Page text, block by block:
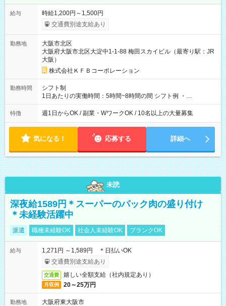
給与
時給1,200円～1,500円
交通費別途支給あり
勤務地
大阪市北区
大阪府大阪市北区大淀中1-1-88 梅田スカイビル（最寄り駅：JR
大阪）
株式会社ＫＦＢコーポレーション
勤務時間
シフト制
1日あたりの実働時間：5時間~8時間の間 シフト例 ・
9:30~18:00 実働7.5時間 ・9:30~14:30 実働5時間 ・
16:00~21:30 実働5.5時間
特徴 週1日からOK / 副業・WワークOK / 10名以上の大量募集
気になる！ 応募する 詳細へ
未読
深夜給1589円＊スーパーのパック肉の盛り付け
＊未経験活躍中
派遣 職種未経験OK 社会人未経験OK ブランクOK
給与
1,271円 ～1,589円 ＊日払いOK
交通費別途支給あり
交通費 嬉しい全額支給（社内規定あり）
月収例 20～25万円
勤務地
大阪府東大阪市